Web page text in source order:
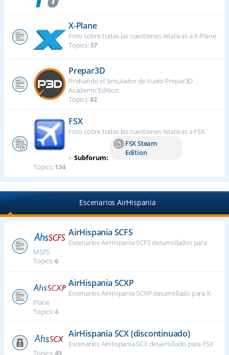
X-Plane
Foro sobre todas las cuestiones relativas a X-Plane
Topics:37
Prepar3D
Probando el Simulador de Vuelo Prepar3D
Academic Edition
Topics:82
FSX
Foro sobre todas las cuestiones relativas a FSX
⊢Subforum:
FSX Steam
Edition
Topics:134
Escenarios AirHispania
AirHispania SCFS
Escenarios AirHispania SCFS desarrollados para
MSFS
Topics:6
AirHispania SCXP
Escenarios AirHispania SCXP desarrollado para X-
Plane
Topics:4
AirHispania SCX (discontinuado)
Escenarios AirHispania SCX desarrollado para FSX
Topics:45